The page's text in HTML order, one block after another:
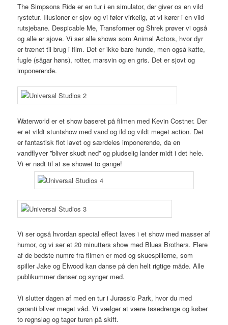
The Simpsons Ride er en tur i en simulator, der giver os en vild
rystetur. Illusioner er sjov og vi føler virkelig, at vi kører i en vild
rutsjebane. Despicable Me, Transformer og Shrek prøver vi også
og alle er sjove. Vi ser alle shows som Animal Actors, hvor dyr
er trænet til brug i film. Det er ikke bare hunde, men også katte,
fugle (sågar høns), rotter, marsvin og en gris. Det er sjovt og
imponerende.
Waterworld er et show baseret på filmen med Kevin Costner. Der
er et vildt stuntshow med vand og ild og vildt meget action. Det
er fantastisk flot lavet og særdeles imponerende, da en
vandflyver ”bliver skudt ned” og pludselig lander midt i det hele.
Vi er nødt til at se showet to gange!
Vi ser også hvordan special effect laves i et show med masser af
humor, og vi ser et 20 minutters show med Blues Brothers. Flere
af de bedste numre fra filmen er med og skuespillerne, som
spiller Jake og Elwood kan danse på den helt rigtige måde. Alle
publikummer danser og synger med.
Vi slutter dagen af med en tur i Jurassic Park, hvor du med
garanti bliver meget våd. Vi vælger at være tøsedrenge og køber
to regnslag og tager turen på skift.